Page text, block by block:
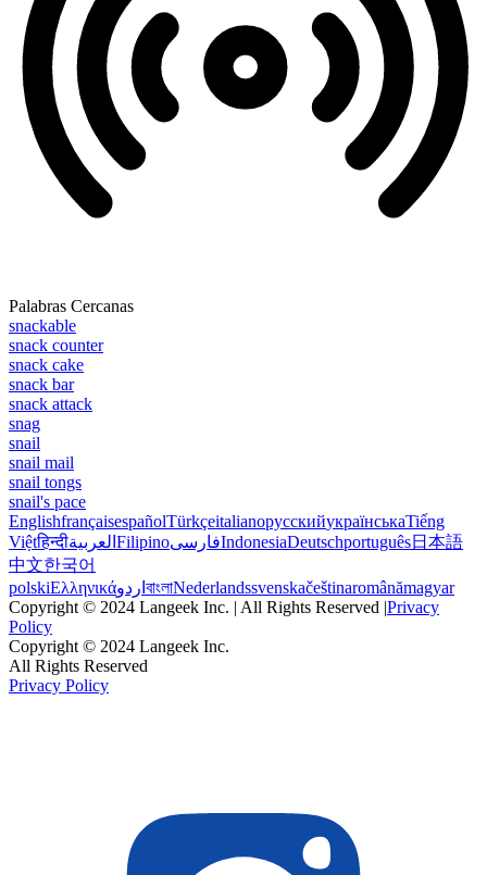
Palabras Cercanas
snackable
snack counter
snack cake
snack bar
snack attack
snag
snail
snail mail
snail tongs
snail's pace
EnglishfrançaisespañolTürkçeitalianoрусскийукраїнськаTiếng
Việtहिन्दीالعربية FilipinoفارسیIndonesiaDeutschportuguês日本語
中文한국어
polskiΕλληνικάاردو বাংলাNederlandssvenskačeštinaromânămagyar
Copyright © 2024 Langeek Inc. | All Rights Reserved |Privacy
Policy
Copyright © 2024 Langeek Inc.
All Rights Reserved
Privacy Policy